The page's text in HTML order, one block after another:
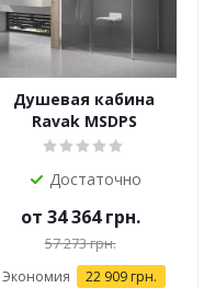
Душевая кабина
Ravak MSDPS
Достаточно
от 34 364 грн.
57 273 грн.
Экономия 22 909 грн.